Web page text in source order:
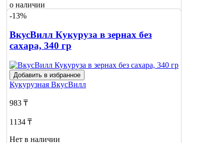
о наличии
-13%
ВкусВилл Кукуруза в зернах без
сахара, 340 гр
Добавить в избранное
Кукурузная ВкусВилл
983 ₸
1134 ₸
Нет в наличии